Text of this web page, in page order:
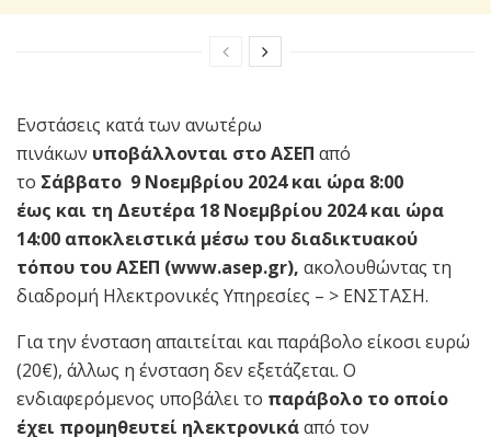
Ενστάσεις κατά των ανωτέρω
πινάκων υποβάλλονται στο ΑΣΕΠ από
τo Σάββατο 9 Νοεμβρίου 2024 και ώρα 8:00
έως και τη Δευτέρα 18 Νοεμβρίου 2024 και ώρα
14:00 αποκλειστικά μέσω του διαδικτυακού
τόπου του ΑΣΕΠ (www.asep.gr), ακολουθώντας τη
διαδρομή Ηλεκτρονικές Υπηρεσίες – > ΕΝΣΤΑΣΗ.
Για την ένσταση απαιτείται και παράβολο είκοσι ευρώ
(20€), άλλως η ένσταση δεν εξετάζεται. Ο
ενδιαφερόμενος υποβάλει το παράβολο το οποίο
έχει προμηθευτεί ηλεκτρονικάαπό τον